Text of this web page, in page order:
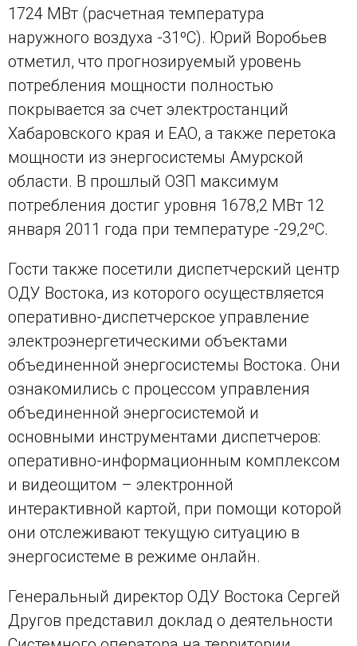
1724 МВт (расчетная температура
наружного воздуха -31ºС). Юрий Воробьев
отметил, что прогнозируемый уровень
потребления мощности полностью
покрывается за счет электростанций
Хабаровского края и ЕАО, а также перетока
мощности из энергосистемы Амурской
области. В прошлый ОЗП максимум
потребления достиг уровня 1678,2 МВт 12
января 2011 года при температуре -29,2ºС.
Гости также посетили диспетчерский центр
ОДУ Востока, из которого осуществляется
оперативно-диспетчерское управление
электроэнергетическими объектами
объединенной энергосистемы Востока. Они
ознакомились с процессом управления
объединенной энергосистемой и
основными инструментами диспетчеров:
оперативно-информационным комплексом
и видеощитом – электронной
интерактивной картой, при помощи которой
они отслеживают текущую ситуацию в
энергосистеме в режиме онлайн.
Генеральный директор ОДУ Востока Сергей
Другов представил доклад о деятельности